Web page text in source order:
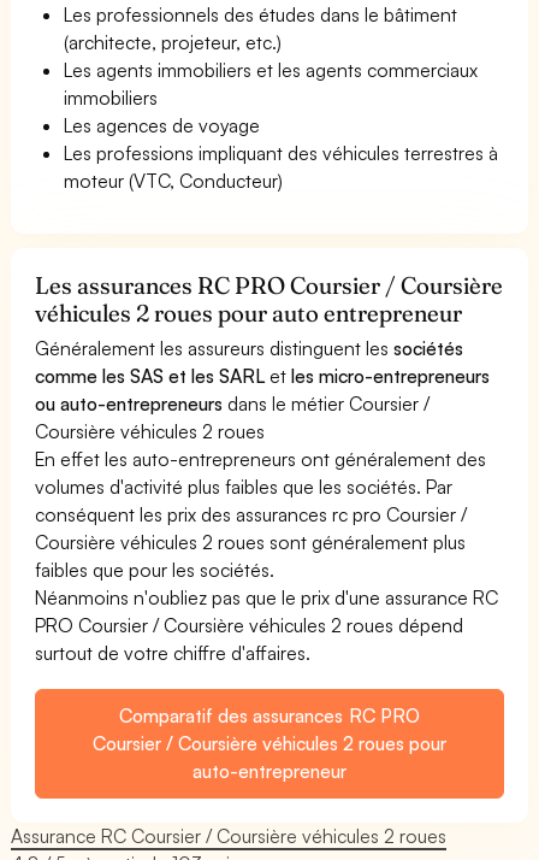
Les professionnels des études dans le bâtiment
(architecte, projeteur, etc.)
Les agents immobiliers et les agents commerciaux
immobiliers
Les agences de voyage
Les professions impliquant des véhicules terrestres à
moteur (VTC, Conducteur)
Les assurances RC PRO Coursier / Coursière
véhicules 2 roues pour auto entrepreneur
Généralement les assureurs distinguent lessociétés
comme les SAS et les SARL etles micro-entrepreneurs
ou auto-entrepreneurs dans le métier Coursier /
Coursière véhicules 2 roues
En effet les auto-entrepreneurs ont généralement des
volumes d'activité plus faibles que les sociétés. Par
conséquent les prix des assurances rc pro Coursier /
Coursière véhicules 2 roues sont généralement plus
faibles que pour les sociétés.
Néanmoins n'oubliez pas que le prix d'une assurance RC
PRO Coursier / Coursière véhicules 2 roues dépend
surtout de votre chiffre d'affaires.
Comparatif des assurances RC PRO
Coursier / Coursière véhicules 2 roues pour
auto-entrepreneur
Assurance RC Coursier / Coursière véhicules 2 roues